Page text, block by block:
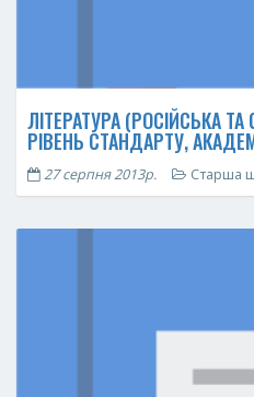
ЛІТЕРАТУРА (РОСІЙСЬКА ТА
РІВЕНЬ СТАНДАРТУ,
27 серпня 2013р. Старша